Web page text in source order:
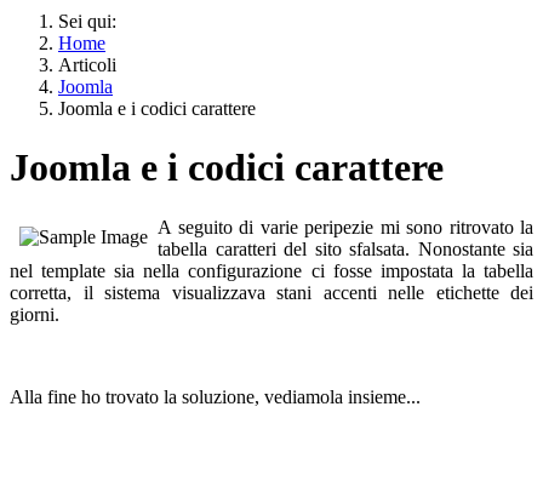
Sei qui:
Home
Articoli
Joomla
Joomla e i codici carattere
Joomla e i codici carattere
A seguito di varie peripezie mi sono ritrovato la
tabella caratteri del sito sfalsata. Nonostante sia
nel template sia nella configurazione ci fosse impostata la tabella
corretta, il sistema visualizzava stani accenti nelle etichette dei
giorni.
Alla fine ho trovato la soluzione, vediamola insieme...